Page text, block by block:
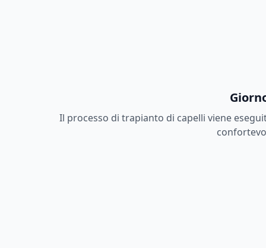
Il processo di trapianto di capelli viene